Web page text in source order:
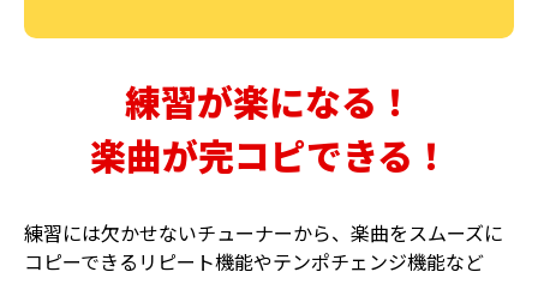
DELAY PHASER
練習が楽になる！
楽曲が完コピできる！
練習には欠かせないチューナーから、楽曲をスムーズに
コピーできるリピート機能やテンポチェンジ機能など